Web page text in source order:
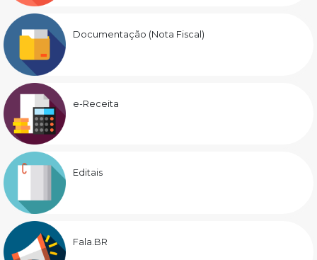
Documentação (Nota Fiscal)
e-Receita
Editais
Fala.BR